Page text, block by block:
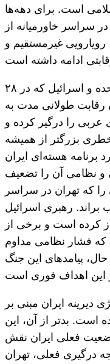
اسلامی است. برای دهه‌ها
سراسر خاورمیانه از
غیرمستقیم و
امروزه، به لطف حملات ایالات متحده و اسرائیل که در ۲۸
رقابت طولانی مدت به
را درگیر کرده و
بزرگتر از همیشه
برنامه هسته‌ای ایران
و نظامی آن را تضعیف
که تهران در سراسر
رهبری اسرائیل
کرده است و برخی از
که فشار نظامی مداوم
پیامدهای این جنگ
دیرینه ایران مبنی بر
است. بدتر از آن، این
فعلی ایران نقش
درگیری فعلی، تهران